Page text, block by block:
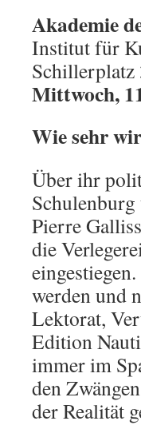
Akademie
Institut für
Schillerplatz
Mittwoch,
Wie sehr
Über ihr
Pierre
die
werden und
Lektorat,
Edition
immer im
den Zwängen
der Realität